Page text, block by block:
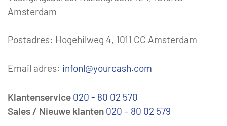
Amsterdam
Postadres: Hogehilweg 4, 1011 CC Amsterdam
Email adres: infonl@yourcash.com
Klantenservice 020 - 80 02 570
Sales / Nieuwe klanten 020 – 80 02 579